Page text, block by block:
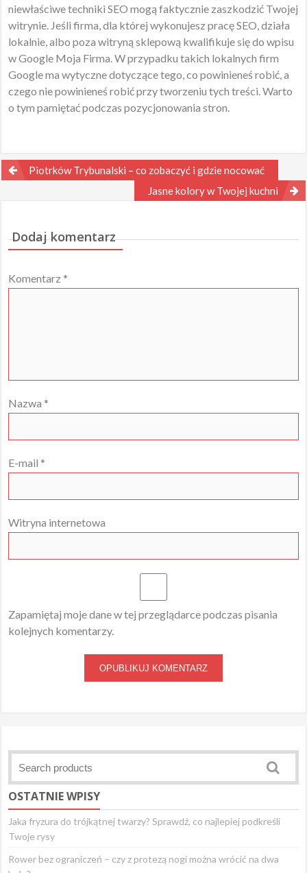
niewłaściwe techniki SEO mogą faktycznie zaszkodzić Twojej
witrynie. Jeśli firma, dla której wykonujesz pracę SEO, działa
lokalnie, albo poza witryną sklepową kwalifikuje się do wpisu
w Google Moja Firma. W przypadku takich lokalnych firm
Google ma wytyczne dotyczące tego, co powinieneś robić, a
czego nie powinieneś robić przy tworzeniu tych treści. Warto
o tym pamiętać podczas pozycjonowania stron.
Nawigacja
Piotrków Trybunalski – co zobaczyć i gdzie nocować
Jasne kolory w Twojej kuchni
Dodaj komentarz
Komentarz *
Nazwa *
E-mail *
Witryna internetowa
Zapamiętaj moje dane w tej przeglądarce podczas pisania
kolejnych komentarzy.
OSTATNIE WPISY
Jaka fryzura do trójkątnej twarzy? Sprawdź, co najlepiej podkreśli
Twoje rysy
Rower bez ograniczeń – czy z protezą nogi można wrócić na dwa